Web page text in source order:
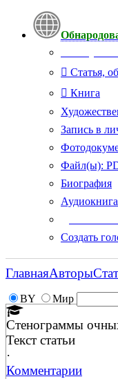
Статья,
Книга
Запись в
Файл(ы):
Биография
Создать
BY Мир
ГлавнаяАвторы
Стенограммы
Текст статьи
·
Комментарии